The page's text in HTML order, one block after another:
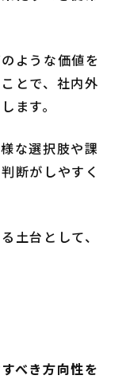
ような価値を
とで、社内外
ます。
な選択肢や課
断がしやすく
土台として、
べき方向性を